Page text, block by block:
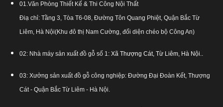
01.Văn Phòng Thiết Kế & Thi Công Nội Thất
Điạ chỉ: Tầng 3, Tòa T6-08, Đường Tôn Quang Phiệt, Quận Bắc Từ
Liêm, Hà Nội(Khu đô thị Nam Cường, đối diện chéo bộ Công An)
02: Nhà máy sản xuất đồ gỗ số 1: Xã Thượng Cát, Từ Liêm, Hà Nội..
03: Xưởng sản xuất đồ gỗ công nghiệp: Đường Đại Đoàn Kết, Thượng
Cát - Quận Bắc Từ Liêm - Hà Nội.